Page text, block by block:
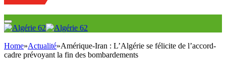
Home»Actualité»Amérique-Iran : L’Algérie se félicite de l’accord-
cadre prévoyant la fin des bombardements